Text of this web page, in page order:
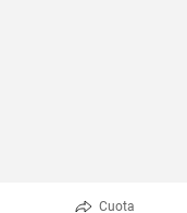
Cuota